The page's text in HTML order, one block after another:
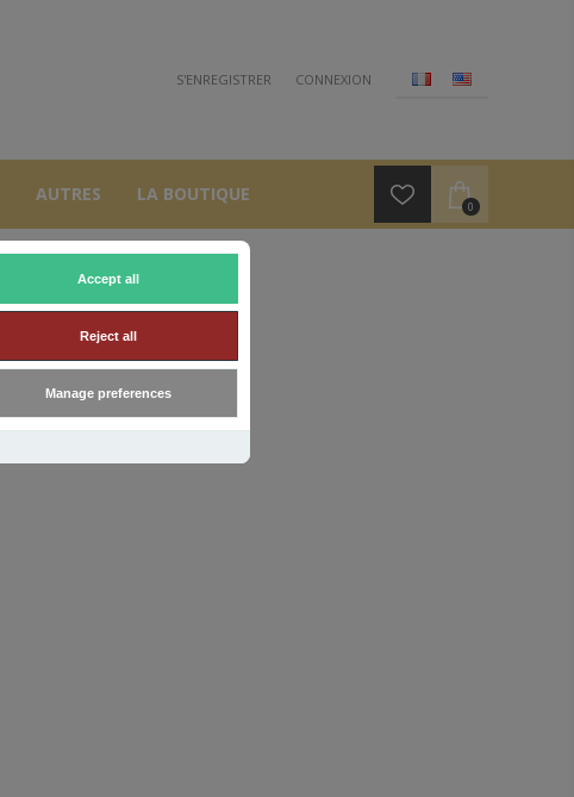
Accept all
Reject all
Manage preferences
S'ENREGISTRER CONNEXION
AUTRES LA BOUTIQUE
0